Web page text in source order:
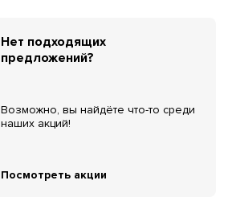
Нет подходящих
предложений?
Возможно, вы найдёте что-то среди
наших акций!
Посмотреть акции